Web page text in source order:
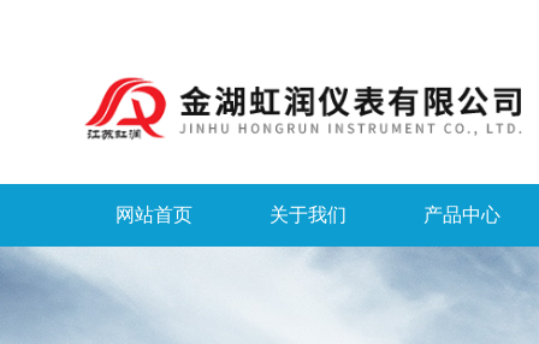
网站首页 关于我们 产品中心